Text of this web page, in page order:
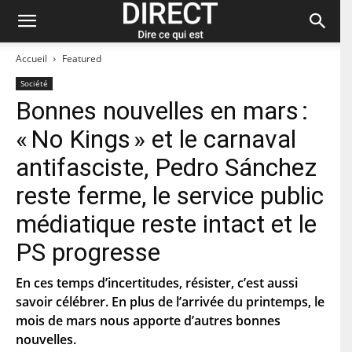
Accueil Featured
Société
Bonnes nouvelles en mars :
« No Kings » et le carnaval
antifasciste, Pedro Sánchez
reste ferme, le service public
médiatique reste intact et le
PS progresse
En ces temps d’incertitudes, résister, c’est aussi
savoir célébrer. En plus de l’arrivée du printemps, le
mois de mars nous apporte d’autres bonnes
nouvelles.
Restez à jour et abonnez-vous à notre
newsletter « direct ».
r
é
n
o
m
N
m
e
f
a
m
i
l
o
u
r
r
i
e
C
d